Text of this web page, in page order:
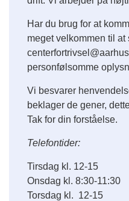
Har du brug for at
meget velkommen til
personfølsomme
Vi besvarer
beklager de gener,
Tak for din forståelse.
Telefontider:
Tirsdag kl. 12-15
Onsdag kl. 8:30-11:30
Torsdag kl. 12-15